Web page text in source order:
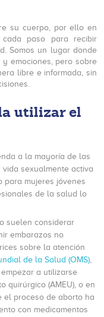
su cuerpo, por ello en
paso para recibir
Somos un lugar donde
emociones, pero sobre
libre e informada, sin
utilizar el
a la mayoría de las
sexualmente activa
para mujeres jóvenes
de la salud lo
suelen considerar
embarazos no
sobre la atención
de la Salud (OMS),
a utilizarse
quirúrgico (AMEU), o en
el proceso de aborto ha
con medicamentos